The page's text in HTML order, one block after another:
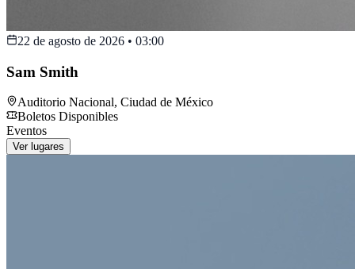
22 de agosto de 2026 • 03:00
Sam Smith
Auditorio Nacional, Ciudad de México
Boletos Disponibles
Eventos
Ver lugares